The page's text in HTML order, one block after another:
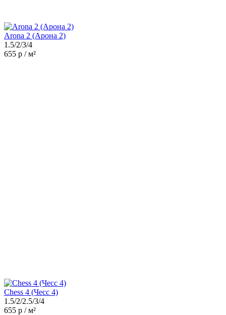
Arona 2 (Арона 2)
1.5/2/3/4
655 р / м²
Chess 4 (Чесс 4)
1.5/2/2.5/3/4
655 р / м²